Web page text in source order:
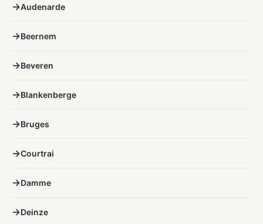
Audenarde
Beernem
Beveren
Blankenberge
Bruges
Courtrai
Damme
Deinze